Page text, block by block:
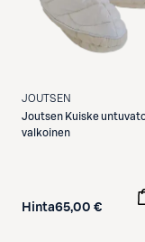
JOUTSEN
Joutsen Kuiske
valkoinen
Hinta65,00 €